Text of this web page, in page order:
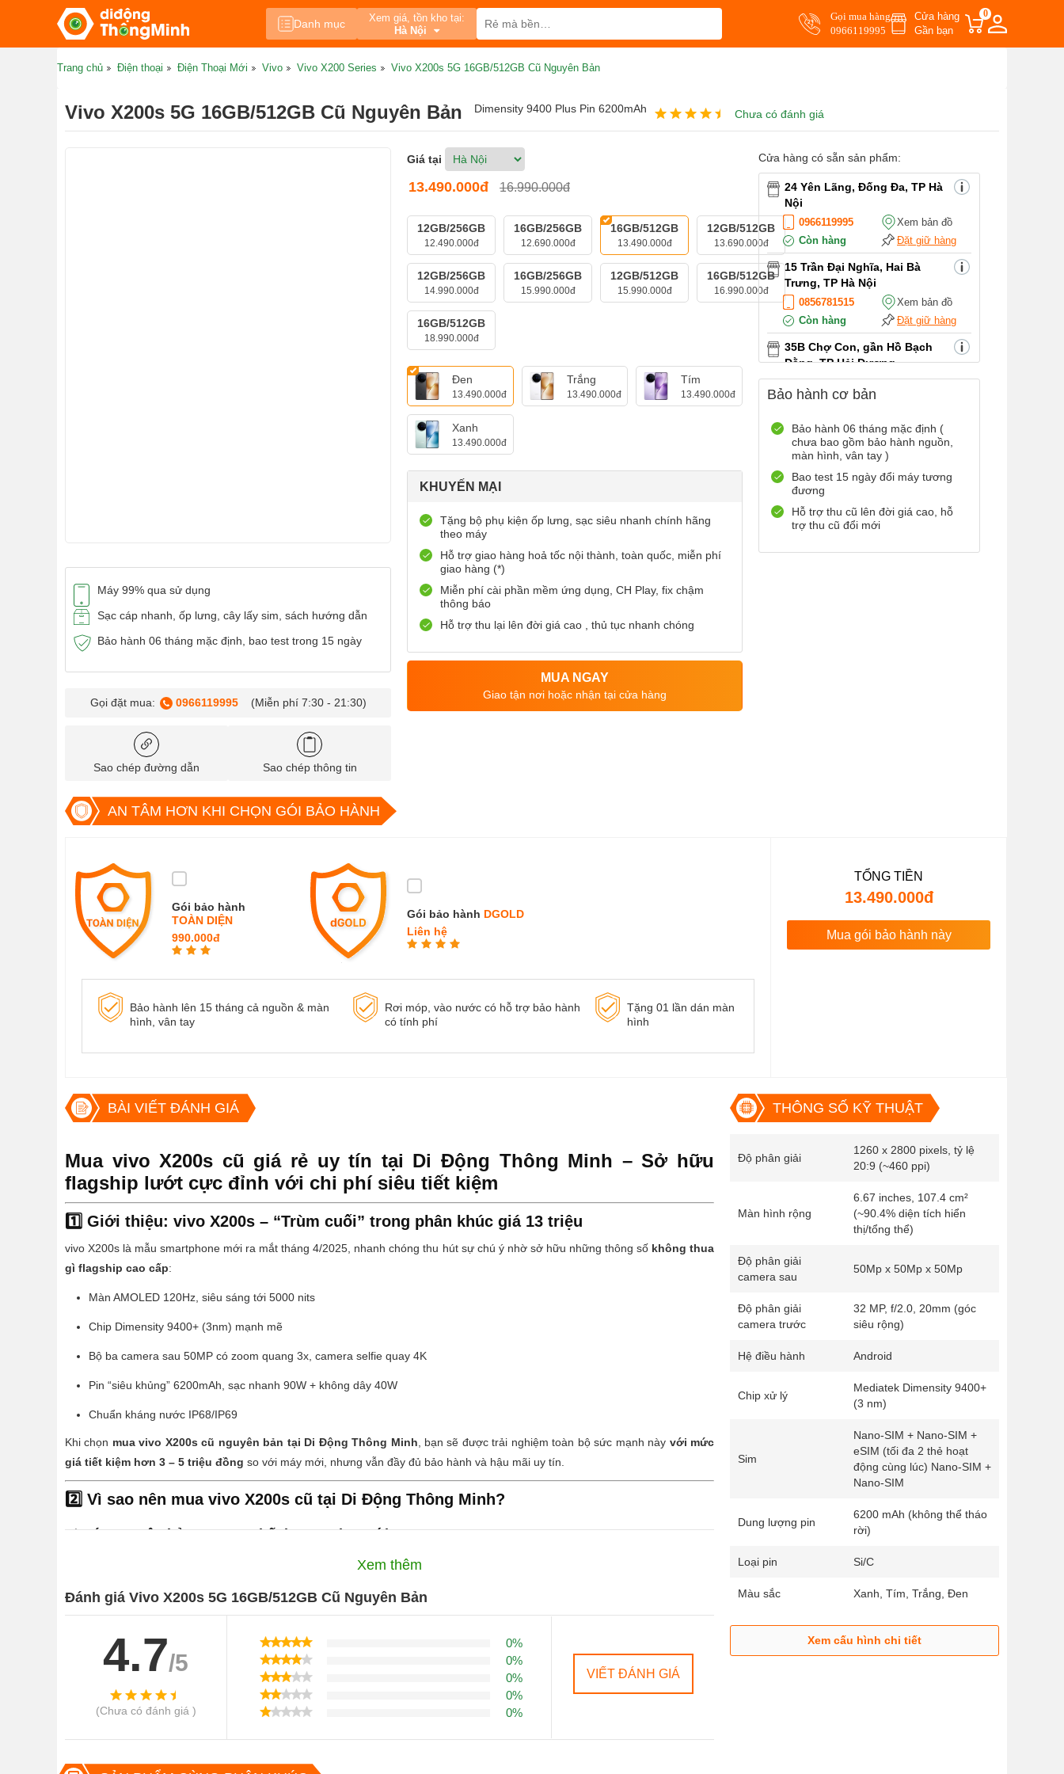
Danh mục
Xem giá, tồn kho tại:
Hà Nội
Gọi mua hàng
0966119995
Cửa hàng
Gần bạn
0
Trang chủ Điện thoại Điện Thoại Mới Vivo Vivo X200 Series Vivo X200s 5G 16GB/512GB Cũ Nguyên Bản
Vivo X200s 5G 16GB/512GB Cũ Nguyên Bản Dimensity 9400 Plus Pin 6200mAh Chưa có đánh giá
Máy 99% qua sử dụng
Sạc cáp nhanh, ốp lưng, cây lấy sim, sách hướng dẫn
Bảo hành 06 tháng mặc định, bao test trong 15 ngày
Gọi đặt mua: 0966119995 (Miễn phí 7:30 - 21:30)
Sao chép đường dẫn Sao chép thông tin
Giá tại
13.490.000đ 16.990.000đ
12GB/256GB
12.490.000đ
16GB/256GB
12.690.000đ
16GB/512GB
13.490.000đ
12GB/512GB
13.690.000đ
12GB/256GB
14.990.000đ
16GB/256GB
15.990.000đ
12GB/512GB
15.990.000đ
16GB/512GB
16.990.000đ
16GB/512GB
18.990.000đ
Đen
13.490.000đ
Trắng
13.490.000đ
Tím
13.490.000đ
Xanh
13.490.000đ
KHUYẾN MẠI
Tặng bộ phụ kiện ốp lưng, sạc siêu nhanh chính hãng
theo máy
Hỗ trợ giao hàng hoả tốc nội thành, toàn quốc, miễn phí
giao hàng (*)
Miễn phí cài phần mềm ứng dụng, CH Play, fix chậm
thông báo
Hỗ trợ thu lại lên đời giá cao , thủ tục nhanh chóng
MUA NGAY
Giao tận nơi hoặc nhận tại cửa hàng
Cửa hàng có sẵn sản phẩm:
24 Yên Lãng, Đống Đa, TP Hà
Nội
0966119995
Xem bản đồ
Còn hàng
Đặt giữ hàng
15 Trần Đại Nghĩa, Hai Bà
Trưng, TP Hà Nội
0856781515
Xem bản đồ
Còn hàng
Đặt giữ hàng
35B Chợ Con, gần Hồ Bạch
Đằng, TP Hải Dương
0899965566
Xem bản đồ
Còn hàng
12 Điện Biên Phủ, TP Hải
Phòng
0916551212
Còn hàng
Đặt giữ hàng
Số 72 Trần Thành Ngọ,TP Hải
Phòng
Bảo hành cơ bản
Bảo hành 06 tháng mặc định (
chưa bao gồm bảo hành nguồn,
màn hình, vân tay )
Bao test 15 ngày đổi máy tương
đương
Hỗ trợ thu cũ lên đời giá cao, hỗ
trợ thu cũ đổi mới
AN TÂM HƠN KHI CHỌN GÓI BẢO HÀNH
Gói bảo hành
TOÀN DIỆN
990.000đ
Gói bảo hành DGOLD
Liên hệ
Bảo hành lên 15 tháng cả nguồn & màn
hình, vân tay
Rơi móp, vào nước có hỗ trợ bảo hành
có tính phí
Tặng 01 lần dán màn
hình
TỔNG TIỀN
13.490.000đ
Mua gói bảo hành này
BÀI VIẾT ĐÁNH GIÁ
Mua vivo X200s cũ giá rẻ uy tín tại Di Động Thông Minh – Sở hữu
flagship lướt cực đỉnh với chi phí siêu tiết kiệm
1️⃣ Giới thiệu: vivo X200s – “Trùm cuối” trong phân khúc giá 13 triệu
vivo X200s là mẫu smartphone mới ra mắt tháng 4/2025, nhanh chóng thu hút sự chú ý nhờ sở hữu những thông số không thua
gì flagship cao cấp:
Màn AMOLED 120Hz, siêu sáng tới 5000 nits
Chip Dimensity 9400+ (3nm) mạnh mẽ
Bộ ba camera sau 50MP có zoom quang 3x, camera selfie quay 4K
Pin “siêu khủng” 6200mAh, sạc nhanh 90W + không dây 40W
Chuẩn kháng nước IP68/IP69
Khi chọn mua vivo X200s cũ nguyên bản tại Di Động Thông Minh, bạn sẽ được trải nghiệm toàn bộ sức mạnh này với mức
giá tiết kiệm hơn 3 – 5 triệu đồng so với máy mới, nhưng vẫn đầy đủ bảo hành và hậu mãi uy tín.
2️⃣ Vì sao nên mua vivo X200s cũ tại Di Động Thông Minh?
✅Máy nguyên bản 100% – Chất lượng như mới
ngoại hình đẹp từ 97 – 99%
Kiểm tra kỹ 32 bước trước khi đến tay khách hàng
Giá rẻ hơn hàng mới từ 3 – 5 triệu đồng
, tùy dung lượng
Có thể chọn bảnRAM 16GB – ROM 512GB hoặc 1TB
Xem thêm
Đánh giá Vivo X200s 5G 16GB/512GB Cũ Nguyên Bản
4.7/5
(Chưa có đánh giá )
0%
0%
0%
0%
0%
VIẾT ĐÁNH GIÁ
THÔNG SỐ KỸ THUẬT
Độ phân giải
1260 x 2800 pixels, tỷ lệ
20:9 (~460 ppi)
Màn hình rộng
6.67 inches, 107.4 cm²
(~90.4% diện tích hiển
thị/tổng thể)
Độ phân giải
camera sau
50Mp x 50Mp x 50Mp
Độ phân giải
camera trước
32 MP, f/2.0, 20mm (góc
siêu rộng)
Hệ điều hành Android
Chip xử lý
Mediatek Dimensity 9400+
(3 nm)
Sim
Nano-SIM + Nano-SIM +
eSIM (tối đa 2 thẻ hoạt
động cùng lúc) Nano-SIM +
Nano-SIM
Dung lượng pin
6200 mAh (không thể tháo
rời)
Loại pin Si/C
Màu sắc Xanh, Tím, Trắng, Đen
Xem cấu hình chi tiết